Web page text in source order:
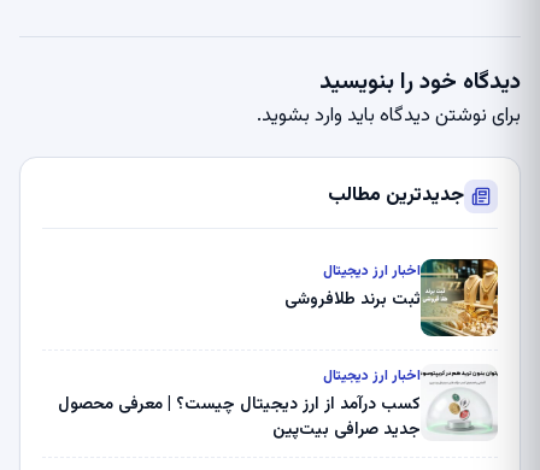
دیدگاه خود را بنویسید
برای نوشتن دیدگاه باید وارد بشوید.
جدیدترین مطالب
اخبار ارز دیجیتال
ثبت برند طلافروشی
اخبار ارز دیجیتال
کسب درآمد از ارز دیجیتال چیست؟ | معرفی محصول
جدید صرافی بیت‌پین